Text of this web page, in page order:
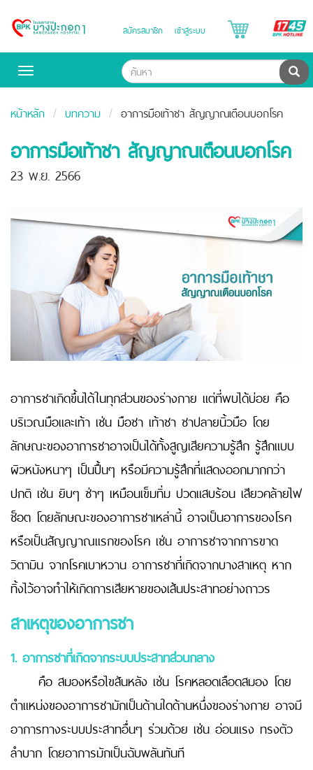
Bangpakok
สมัครสมาชิก เข้าสู่ระบบ
Toggle
ค้น
หน้าหลัก บทความ อาการมือเท้าชา สัญญาณเตือนบอกโรค
อาการมือเท้าชา สัญญาณเตือนบอกโรค
23 พ.ย. 2566
อาการชาเกิดขึ้นได้ในทุกส่วนของร่างกาย แต่ที่พบได้บ่อย คือ
บริเวณมือและเท้า เช่น มือชา เท้าชา ชาปลายนิ้วมือ โดย
ลักษณะของอาการชาอาจเป็นได้ทั้งสูญเสียความรู้สึก รู้สึกแบบ
ผิวหนังหนาๆ เป็นปื้นๆ หรือมีความรู้สึกที่แสดงออกมากกว่า
ปกติ เช่น ยิบๆ ซ่าๆ เหมือนเข็มทิ่ม ปวดแสบร้อน เสียวคล้ายไฟ
ช็อต โดยลักษณะของอาการชาเหล่านี้ อาจเป็นอาการของโรค
หรือเป็นสัญญาณแรกของโรค เช่น อาการชาจากการขาด
วิตามิน จากโรคเบาหวาน อาการชาที่เกิดจากบางสาเหตุ หาก
ทิ้งไว้อาจทำให้เกิดการเสียหายของเส้นประสาทอย่างถาวร
สาเหตุของอาการชา
1. อาการชาที่เกิดจากระบบประสาทส่วนกลาง
คือ สมองหรือไขสันหลัง เช่น โรคหลอดเลือดสมอง โดย
ตำแหน่งของอาการชามักเป็นด้านใดด้านหนึ่งของร่างกาย อาจมี
อาการทางระบบประสาทอื่นๆ ร่วมด้วย เช่น อ่อนแรง ทรงตัว
ลำบาก โดยอาการมักเป็นฉับพลันทันที